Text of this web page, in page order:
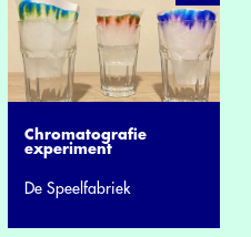
Chromatografie
experiment
De Speelfabriek